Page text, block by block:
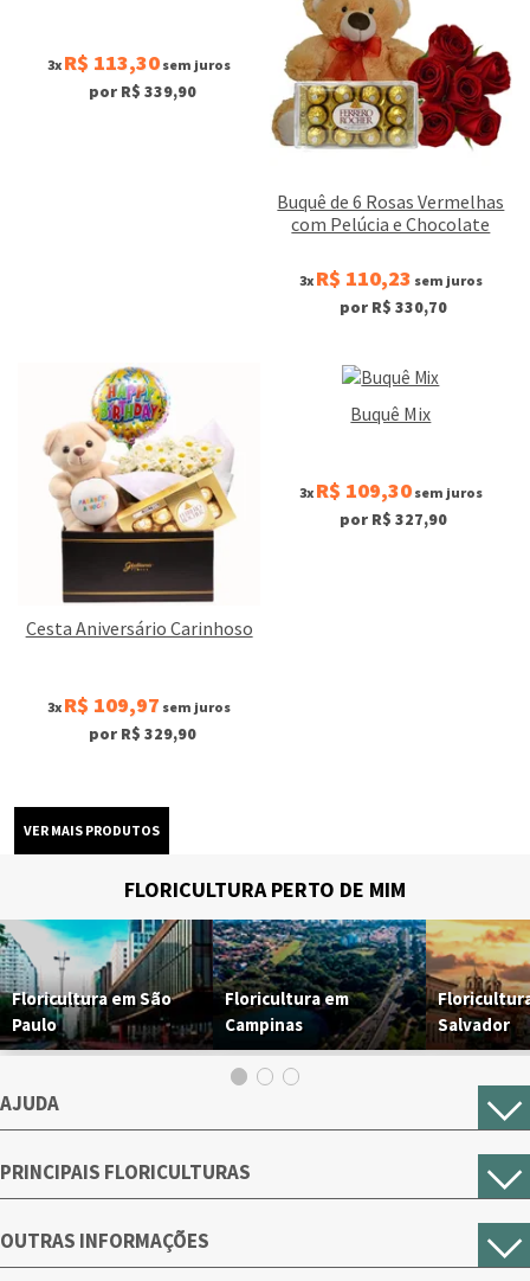
3x R$ 113,30 sem juros
por R$ 339,90
Buquê de 6 Rosas Vermelhas
com Pelúcia e Chocolate
3x R$ 110,23 sem juros
por R$ 330,70
Cesta Aniversário Carinhoso
3x R$ 109,97 sem juros
por R$ 329,90
Buquê Mix
3x R$ 109,30sem juros
por R$ 327,90
FLORICULTURA PERTO DE MIM
Floricultura em São
Paulo
Floricultura em
Campinas
Salvador
AJUDA
PRINCIPAIS FLORICULTURAS
OUTRAS INFORMAÇÕES